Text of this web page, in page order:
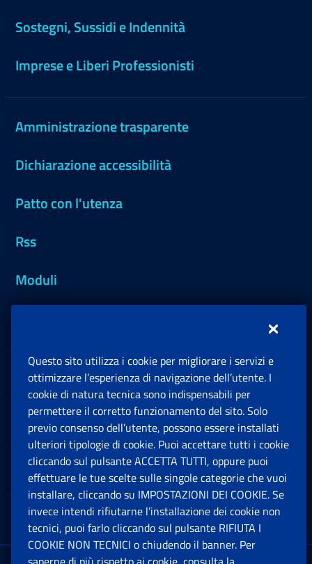
Sostegni, Sussidi e Indennità
Imprese e Liberi Professionisti
Amministrazione trasparente
Dichiarazione accessibilità
Patto con l'utenza
Rss
Moduli
Sedi e Contatti
Software
Note Legali
App mobile
Questo sito utilizza i cookie per migliorare i servizi e
ottimizzare l’esperienza di navigazione dell’utente. I
cookie di natura tecnica sono indispensabili per
permettere il corretto funzionamento del sito. Solo
previo consenso dell’utente, possono essere installati
ulteriori tipologie di cookie. Puoi accettare tutti i cookie
cliccando sul pulsante ACCETTA TUTTI, oppure puoi
effettuare le tue scelte sulle singole categorie che vuoi
installare, cliccando su IMPOSTAZIONI DEI COOKIE. Se
invece intendi rifiutarne l’installazione dei cookie non
tecnici, puoi farlo cliccando sul pulsante RIFIUTA I
COOKIE NON TECNICI o chiudendo il banner. Per